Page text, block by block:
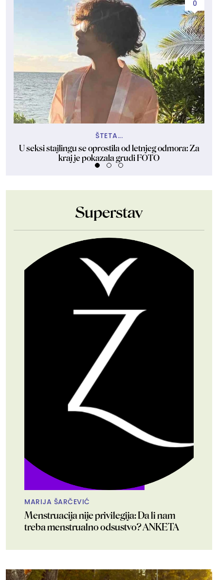
0
ŠTETA...
U seksi stajlingu se oprostila od letnjeg odmora: Za
kraj je pokazala grudi FOTO
Superstav
MARIJA ŠARČEVIĆ
Menstruacija nije privilegija: Da li nam
treba menstrualno odsustvo? ANKETA